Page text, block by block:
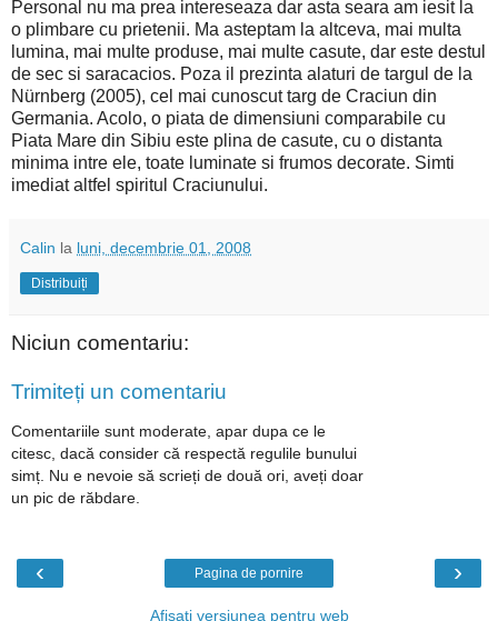
Personal nu ma prea intereseaza dar asta seara am iesit la
o plimbare cu prietenii. Ma asteptam la altceva, mai multa
lumina, mai multe produse, mai multe casute, dar este destul
de sec si saracacios. Poza il prezinta alaturi de targul de la
Nürnberg (2005), cel mai cunoscut targ de Craciun din
Germania. Acolo, o piata de dimensiuni comparabile cu
Piata Mare din Sibiu este plina de casute, cu o distanta
minima intre ele, toate luminate si frumos decorate. Simti
imediat altfel spiritul Craciunului.
Calin la luni, decembrie 01, 2008
Distribuiți
Niciun comentariu:
Trimiteți un comentariu
Comentariile sunt moderate, apar dupa ce le
citesc, dacă consider că respectă regulile bunului
simț. Nu e nevoie să scrieți de două ori, aveți doar
un pic de răbdare.
‹ ›
Pagina de pornire
Afișați versiunea pentru web